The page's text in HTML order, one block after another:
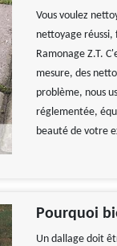
Vous voulez
nettoyage
Ramonage Z.T.
mesure, des
problème, nous
réglementée,
beauté de votre
Pourquoi
Un dallage doit